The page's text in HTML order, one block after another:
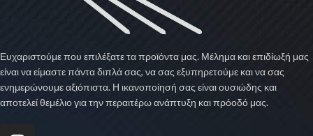
Ευχαριστούμε που επιλέξατε τα προϊόντα μας. Μέλημα και επιδίωξή μας
είναι να είμαστε πάντα διπλά σας, να σας εξυπηρετούμε και να σας
ενημερώνουμε αξιόπιστα. Η ικανοποίησή σας είναι ουσιώδης και
αποτελεί θεμέλιο για την περαιτέρω ανάπτυξη και πρόοδό μας.